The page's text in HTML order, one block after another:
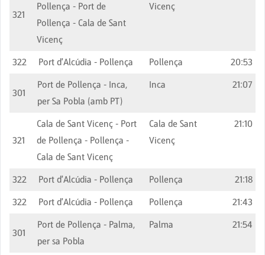
321
Pollença - Port de
Pollença - Cala de Sant
Vicenç
Vicenç
322 Port d'Alcúdia - Pollença Pollença 20:53
301
Port de Pollença - Inca,
per Sa Pobla (amb PT)
Inca 21:07
321
Cala de Sant Vicenç - Port
de Pollença - Pollença -
Cala de Sant Vicenç
Cala de Sant
Vicenç
21:10
322 Port d'Alcúdia - Pollença Pollença
21:18
322
Port d'Alcúdia - Pollença Pollença 21:43
301
Port de Pollença - Palma,
per sa Pobla
Palma 21:54